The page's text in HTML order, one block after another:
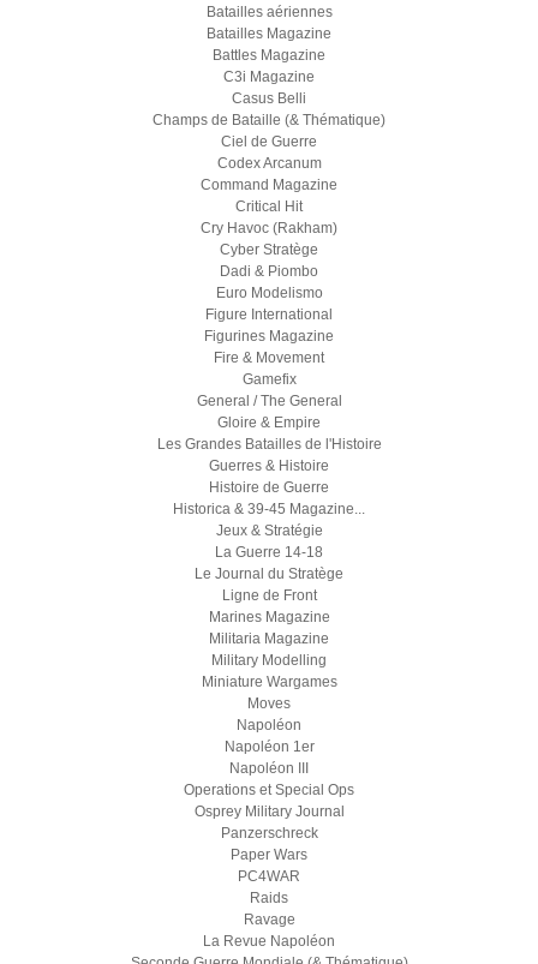
Batailles aériennes
Batailles Magazine
Battles Magazine
C3i Magazine
Casus Belli
Champs de Bataille (& Thématique)
Ciel de Guerre
Codex Arcanum
Command Magazine
Critical Hit
Cry Havoc (Rakham)
Cyber Stratège
Dadi & Piombo
Euro Modelismo
Figure International
Figurines Magazine
Fire & Movement
Gamefix
General / The General
Gloire & Empire
Les Grandes Batailles de l'Histoire
Guerres & Histoire
Histoire de Guerre
Historica & 39-45 Magazine...
Jeux & Stratégie
La Guerre 14-18
Le Journal du Stratège
Ligne de Front
Marines Magazine
Militaria Magazine
Military Modelling
Miniature Wargames
Moves
Napoléon
Napoléon 1er
Napoléon III
Operations et Special Ops
Osprey Military Journal
Panzerschreck
Paper Wars
PC4WAR
Raids
Ravage
La Revue Napoléon